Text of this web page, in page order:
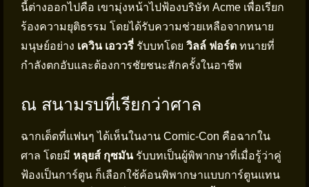
นี้ต่างออกไปคือ เขามุ่งหน้าไปฟ้องบริษัท Acme เพื่อเรียก
ร้องความยุติธรรม โดยได้รับความช่วยเหลือจากทนาย
มนุษย์อย่าง เควิน เอววรี่ รับบทโดย วิลล์ ฟอร์ต ทนายที่
กำลังตกอับและต้องการชัยชนะสักครั้งในอาชีพ
ณ สนามรบที่เรียกว่าศาล
ฉากเด็ดที่แฟนๆ ได้เห็นในงาน Comic-Con คือฉากใน
ศาล โดยมี หลุยส์ กุซมันรับบทเป็นผู้พิพากษาที่เมื่อรู้ว่าคู่
ฟ้องเป็นการ์ตูน ก็เลือกใช้ค้อนพิพากษาแบบการ์ตูนแทน